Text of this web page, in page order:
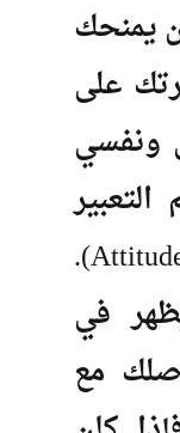
يمنحك
على
عنه بالإنجليزية بـ (Attitude).
في
مع